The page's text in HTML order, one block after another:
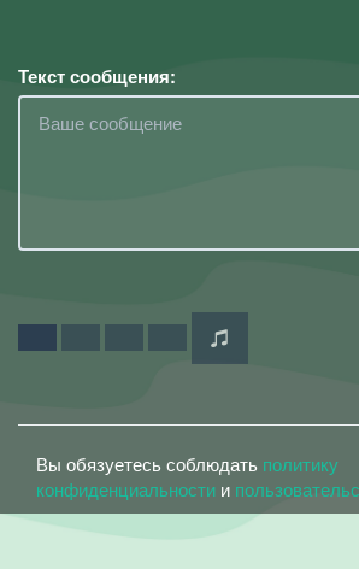
Текст сообщения:
Вы обязуетесь соблюдать политику
конфиденциальности и